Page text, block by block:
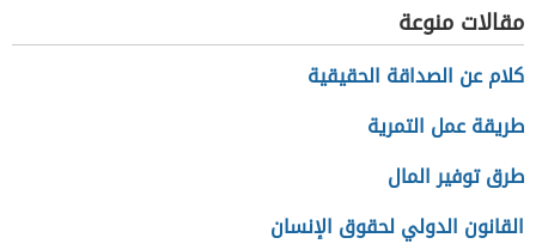
مقالات منوعة
كلام عن الصداقة الحقيقية
طريقة عمل التمرية
طرق توفير المال
القانون الدولي لحقوق الإنسان